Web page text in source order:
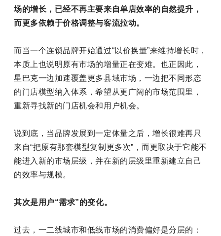
场的增长，已经不再主要来自单店效率的自然提升，
而更多依赖于价格调整与客流拉动。
而当一个连锁品牌开始通过“以价换量”来维持增长时，
本质上也说明原有市场的增量正在变难。也正因此，
星巴克一边加速覆盖更多县域市场，一边把不同形态
的门店模型纳入体系，希望从更广阔的市场范围里，
重新寻找新的门店机会和用户机会。
说到底，当品牌发展到一定体量之后，增长很难再只
来自“把原有那套模型复制更多次”，而更取决于它能不
能进入新的市场层级，并在新的层级里重新建立自己
的效率与规模。
其次是用户“需求”的变化。
过去，一二线城市和低线市场的消费偏好是分层的：